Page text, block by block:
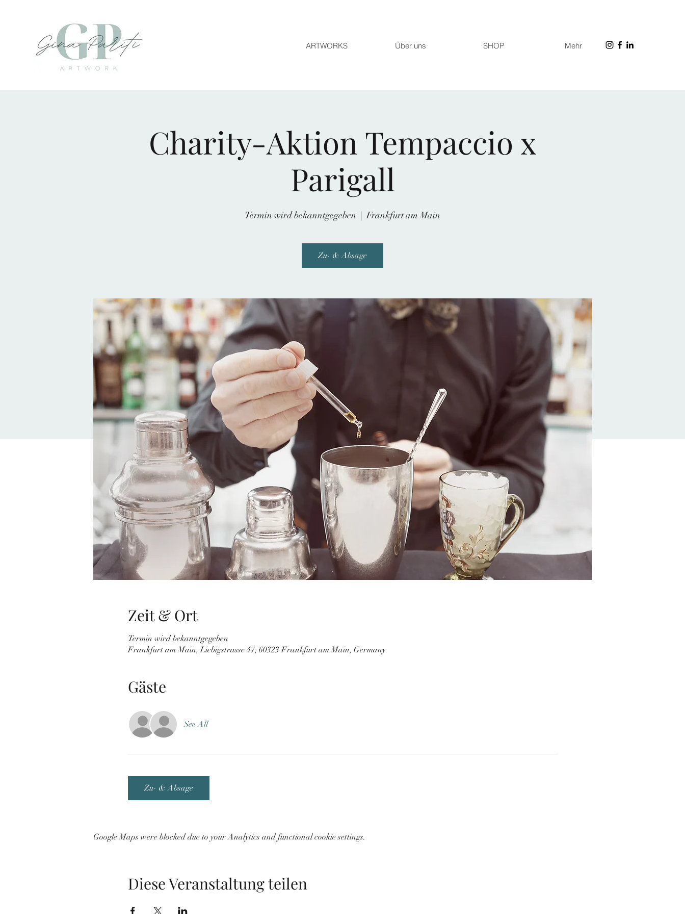
ARTWORKS Über uns SHOP Mehr
Charity-Aktion Tempaccio x
Parigall
Termin wird bekanntgegeben
  |
Frankfurt am Main
Zu- & Absage
Zeit & Ort
Termin wird bekanntgegeben
Frankfurt am Main, Liebigstrasse 47, 60323 Frankfurt am Main, Germany
Gäste
See All
Zu- & Absage
Google Maps were blocked due to your Analytics and functional cookie settings.
Diese Veranstaltung teilen